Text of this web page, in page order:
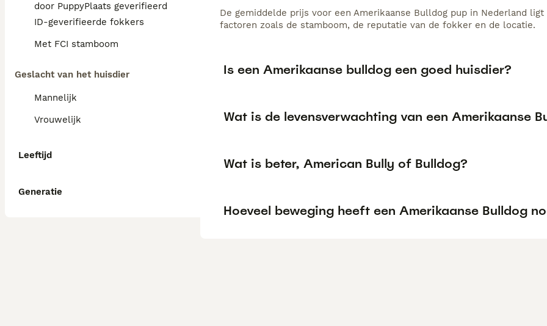
door PuppyPlaats geverifieerd
ID-geverifieerde fokkers
Met FCI stamboom
Geslacht van het huisdier
Mannelijk
Vrouwelijk
Leeftijd
Generatie
De gemiddelde prijs voor een Amerikaanse Bulldog pup in Nederland
factoren zoals de stamboom, de reputatie van de fokker en de locatie.
Is een Amerikaanse bulldog een goed huisdier?
Wat is de levensverwachting van een Amerikaanse
Wat is beter, American Bully of Bulldog?
Hoeveel beweging heeft een Amerikaanse Bulldog